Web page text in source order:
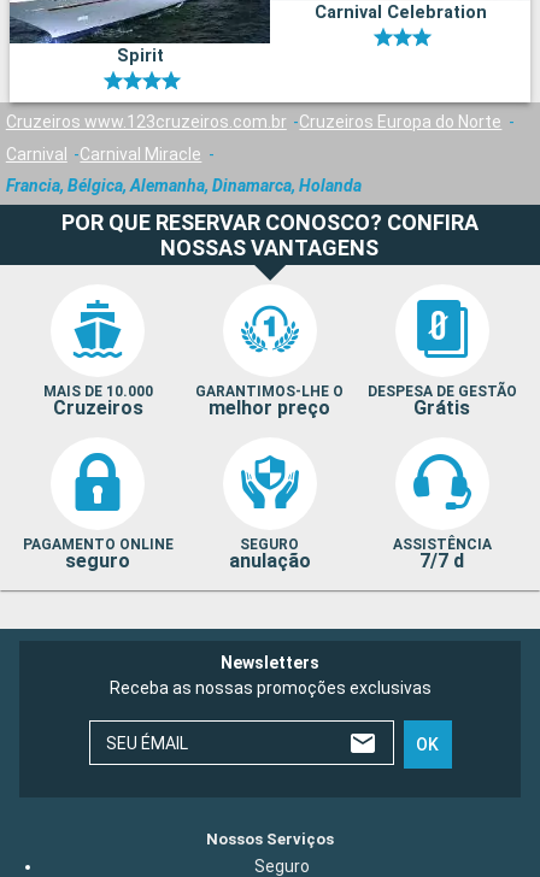
Spirit
Carnival Celebration
Cruzeiros www.123cruzeiros.com.br
Cruzeiros Europa do Norte
Carnival
Carnival Miracle
Francia, Bélgica, Alemanha, Dinamarca, Holanda
POR QUE RESERVAR CONOSCO? CONFIRA
NOSSAS VANTAGENS
MAIS DE 10.000
Cruzeiros
GARANTIMOS-LHE O
melhor preço
DESPESA DE GESTÃO
Grátis
PAGAMENTO ONLINE
seguro
SEGURO
anulação
ASSISTÊNCIA
7/7 d
Newsletters
Receba as nossas promoções exclusivas
SEU ÉMAIL OK
Nossos Serviços
Seguro